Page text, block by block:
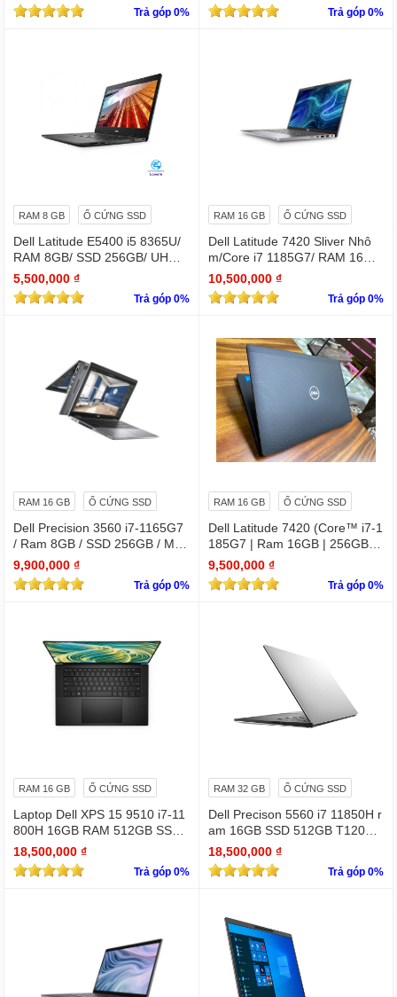
Trả góp 0% Trả góp 0%
RAM 8 GB Ổ CỨNG SSD
Dell Latitude E5400 i5 8365U/
RAM 8GB/ SSD 256GB/ UHD
Graphics 620/ 14 INCH FHD
5,500,000 ₫
Trả góp 0%
RAM 16 GB Ổ CỨNG SSD
Dell Latitude 7420 Sliver Nhô
m/Core i7 1185G7/ RAM 16Gb/
SSD Nvme 256Gb/LCD 14' FH
D 1920 x 1080/ Like new / WIN
bản quyền
10,500,000 ₫
Trả góp 0%
RAM 16 GB Ổ CỨNG SSD
Dell Precision 3560 i7-1165G7
/ Ram 8GB / SSD 256GB / Màn
15.6″ IPS Full HD 1920×1080 I
PS / VGA NVIDIA Quadro T500
9,900,000 ₫
Trả góp 0%
RAM 16 GB Ổ CỨNG SSD
Dell Latitude 7420 (Core™ i7-1
185G7 | Ram 16GB | 256GB S
SD | 14.0inch FHD)
9,500,000 ₫
Trả góp 0%
RAM 16 GB Ổ CỨNG SSD
Laptop Dell XPS 15 9510 i7-11
800H 16GB RAM 512GB SSD
RTX 3050 15.6 inches FHD 19
20 X 1080
18,500,000 ₫
Trả góp 0%
RAM 32 GB Ổ CỨNG SSD
Dell Precison 5560 i7 11850H r
am 16GB SSD 512GB T1200 4
GB FHD +
18,500,000 ₫
Trả góp 0%